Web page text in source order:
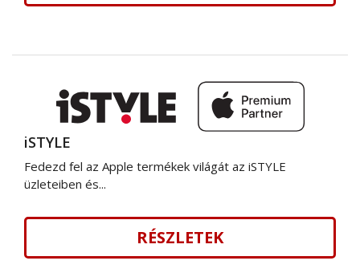
iSTYLE
Fedezd fel az Apple termékek világát az iSTYLE
üzleteiben és...
RÉSZLETEK